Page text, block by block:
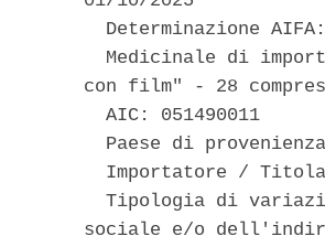
Determinazione
Medicinale di
con film" - 28
  AIC: 051490011
Paese di
Importatore /
Tipologia di
sociale e/o